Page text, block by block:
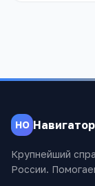
НО
Крупнейший
России.